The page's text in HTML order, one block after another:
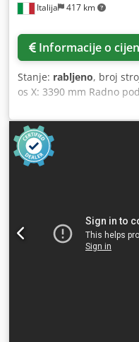
Italija 417 km
Informacije o
Stanje: rabljeno, broj
os X: 3390 mm Radno
Swb Aegsha Radna
podlogama Snaga
kontroliranih osi: 4 osi
pozicija za alat: 10